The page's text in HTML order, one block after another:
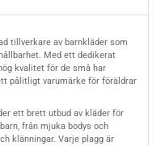
tillverkare av barnkläder som
Med ett dedikerat
kvalitet för de små har
pålitligt varumärke för föräldrar
ett brett utbud av kläder för
från mjuka bodys och
klänningar. Varje plagg är